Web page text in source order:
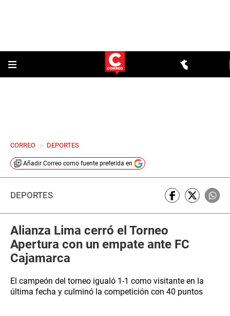
CORREO > DEPORTES
Añadir Correo como fuente preferida en
DEPORTES
Alianza Lima cerró el Torneo
Apertura con un empate ante FC
Cajamarca
El campeón del torneo igualó 1-1 como visitante en la
última fecha y culminó la competición con 40 puntos